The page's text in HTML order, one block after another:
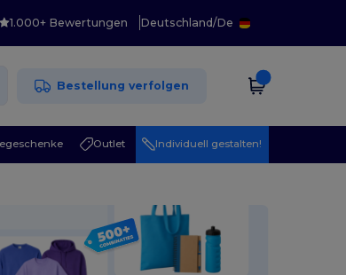
1.000+ Bewertungen Deutschland/De
Bestellung verfolgen
Outlet Individuell gestalten!